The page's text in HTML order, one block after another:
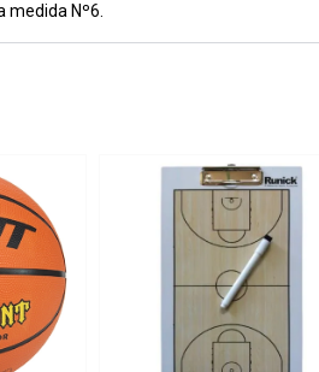
medida Nº6.